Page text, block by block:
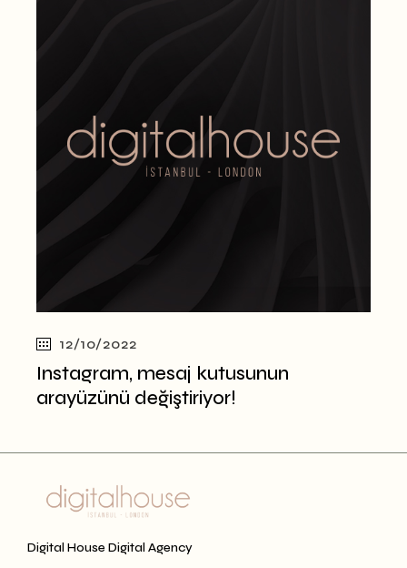
12/10/2022
Instagram, mesaj kutusunun
arayüzünü değiştiriyor!
Digital House Digital Agency